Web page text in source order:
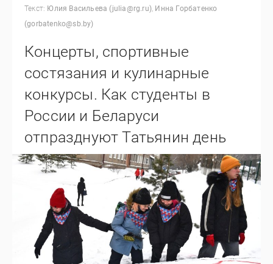
Текст: Юлия Васильева (julia@rg.ru), Инна Горбатенко
(gorbatenko@sb.by)
Концерты, спортивные
состязания и кулинарные
конкурсы. Как студенты в
России и Беларуси
отпразднуют Татьянин день